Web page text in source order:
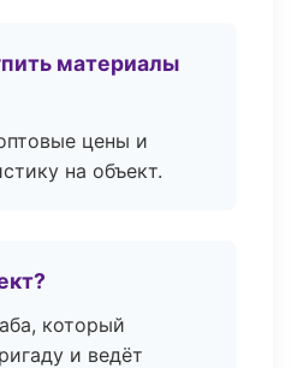
материалы
цены и
на объект.
который
и ведёт